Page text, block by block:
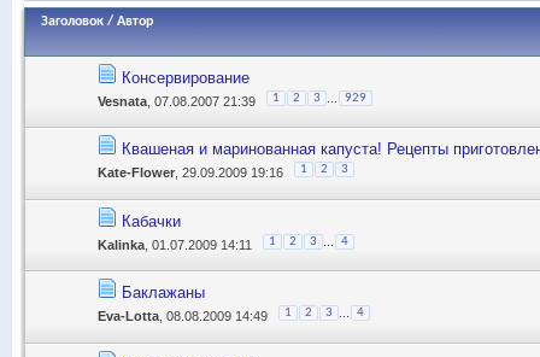
Заголовок / Автор
Консервирование
Vesnata , 07.08.2007 21:39 1 2 3 929
Квашеная и маринованная капуста! Рецепты
Kate-Flower , 29.09.2009 19:16 1 2 3
Кабачки
Kalinka , 01.07.2009 14:11 1 2 3 4
Баклажаны
Eva-Lotta , 08.08.2009 14:49 1 2 3 4